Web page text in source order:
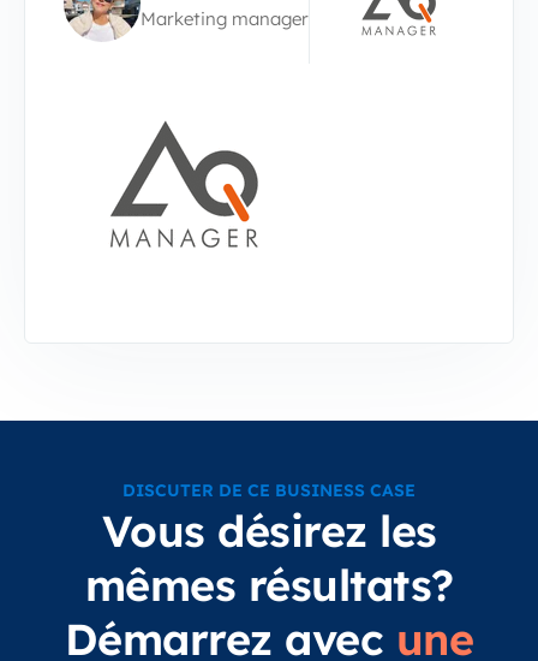
Marketing manager
DISCUTER DE CE BUSINESS CASE
Vous désirez les
mêmes résultats?
Démarrez avec une